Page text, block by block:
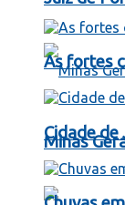
Minas
As fortes
Cidade de